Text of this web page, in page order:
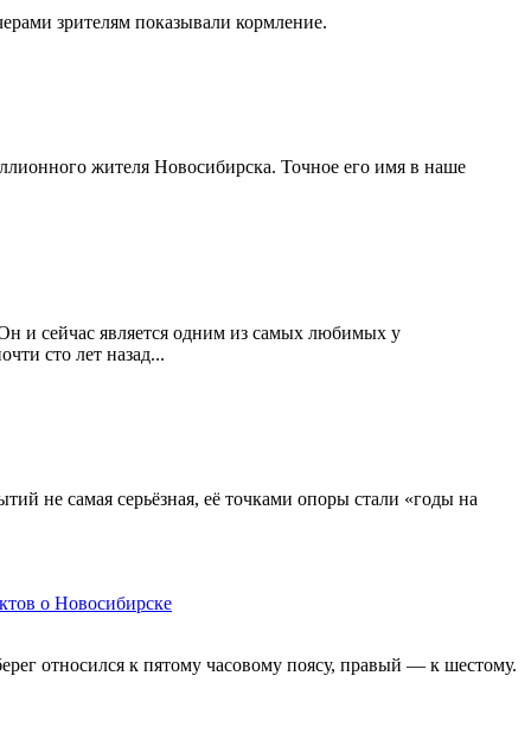
зрителям показывали кормление.
жителя Новосибирска. Точное его имя в наше
и сейчас является одним из самых любимых у
сто лет назад...
не самая серьёзная, её точками опоры стали «годы на
о Новосибирске
относился к пятому часовому поясу, правый — к шестому.